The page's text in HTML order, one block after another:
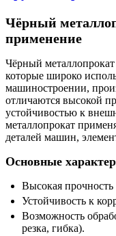
Чёрный
применение
Чёрный
которые широко
машиностроении,
отличаются высокой
устойчивостью к
металлопрокат
деталей машин,
Основные
Высокая прочность
Устойчивость к
Возможность
резка, гибка).